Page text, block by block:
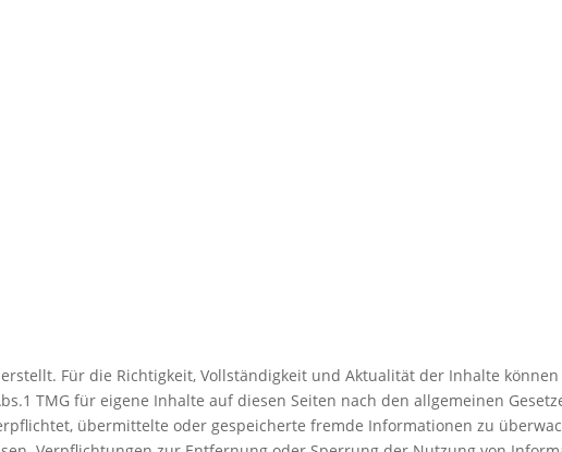
Für die Richtigkeit, Vollständigkeit und Aktualität der Inhalte
TMG für eigene Inhalte auf diesen Seiten nach den allgemeinen
übermittelte oder gespeicherte fremde Informationen zu